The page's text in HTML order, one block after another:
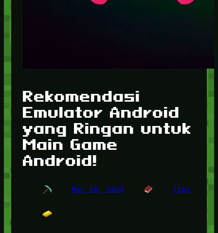
Rekomendasi
Emulator Android
yang Ringan untuk
Main Game
Android!
Mar 28, 2023 Tips